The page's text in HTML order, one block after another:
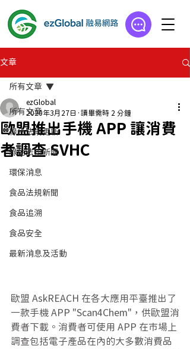
文章
所有文章
綠色法規更新
綠色法規新聞
環保消息
食品法規新聞
食品追溯
食品安全
最新消息及活動
所有文章
歐盟推出手機 APP 讓消費
者調查 SVHC
ezGlobal
2020年3月27日
讀畢需時 2 分鐘
歐盟 AskREACH 在各大應用平臺推出了
一款手機 APP "Scan4Chem"，供歐盟消
費者下載。消費者可使用 APP 在市場上
調查包括電子產品在內的大多數消費品